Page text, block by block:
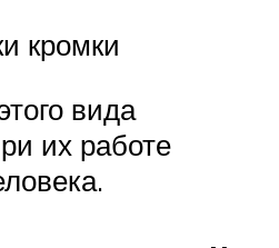
кромки
вида
их работе